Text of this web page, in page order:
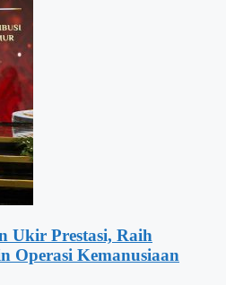
Ukir Prestasi, Raih
Operasi Kemanusiaan